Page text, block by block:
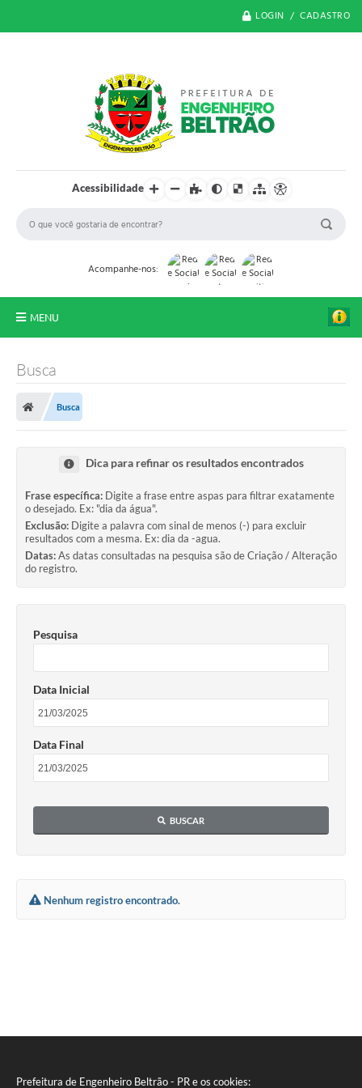
Prefeitura de Engenheiro Beltrão - PR e os cookies:
LOGIN / CADASTRO
Acessibilidade
Acompanhe-nos:
MENU
Legislação
Editais
Ouvidoria
SIAFIC
Secretarias
Notícias
Galeria de Vídeos
Audiências Públicas
Contas Públicas
Serviços Online
Busca
Busca
Dica para refinar os resultados encontrados
Frase específica: Digite a frase entre aspas para filtrar exatamente
o desejado. Ex: "dia da água".
Exclusão: Digite a palavra com sinal de menos (-) para excluir
resultados com a mesma. Ex: dia da -agua.
Datas:As datas consultadas na pesquisa são de Criação / Alteração
do registro.
Pesquisa
Data Inicial
Data Final
BUSCAR
Nenhum registro encontrado.